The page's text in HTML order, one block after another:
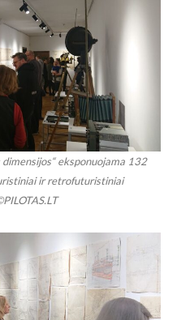
eksponuojama 132
ir retrofuturistiniai